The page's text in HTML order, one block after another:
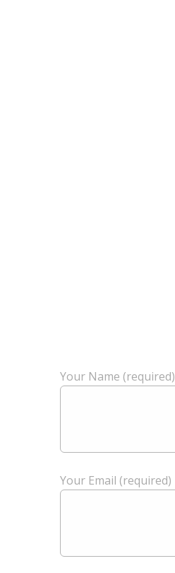
Your Name (required)
Your Email (required)